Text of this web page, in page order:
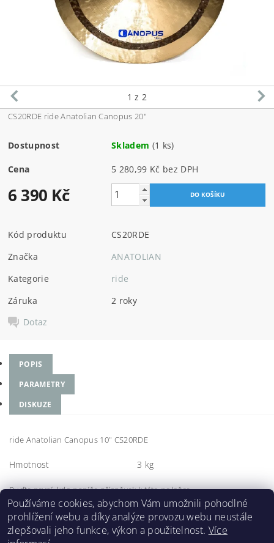
1 z 2
CS20RDE ride Anatolian Canopus 20"
Dostupnost Skladem (1 ks)
Cena 5 280,99 Kč bez DPH
6 390 Kč
Kód produktu
CS20RDE
Značka
ANATOLIAN
Kategorie
ride
Záruka
2 roky
Dotaz
POPIS
PARAMETRY
DISKUZE
ride Anatolian Canopus 10" CS20RDE
Hmotnost 3 kg
Buďte první, kdo napíše příspěvek k této položce.
Přidat komentář
Používáme cookies, abychom Vám umožnili pohodlné
prohlížení webu a díky analýze provozu webu neustále
zlepšovali jeho funkce, výkon a použitelnost. Více